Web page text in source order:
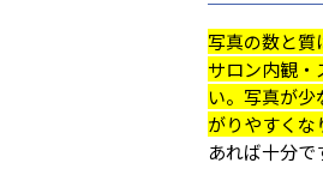
写真の数と質
サロン内観・
い。写真が
がりやすくな
あれば十分で